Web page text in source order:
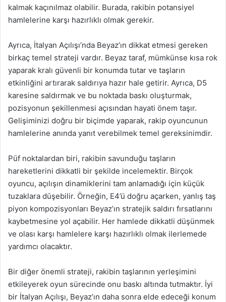
kalmak kaçınılmaz olabilir. Burada, rakibin potansiyel
hamlelerine karşı hazırlıklı olmak gerekir.
Ayrıca, İtalyan Açılışı’nda Beyaz’ın dikkat etmesi gereken
birkaç temel strateji vardır. Beyaz taraf, mümkünse kısa rok
yaparak kralı güvenli bir konumda tutar ve taşların
etkinliğini artırarak saldırıya hazır hale getirir. Ayrıca, D5
karesine saldırmak ve bu noktada baskı oluşturmak,
pozisyonun şekillenmesi açısından hayati önem taşır.
Gelişiminizi doğru bir biçimde yaparak, rakip oyuncunun
hamlelerine anında yanıt verebilmek temel gereksinimdir.
Püf noktalardan biri, rakibin savunduğu taşların
hareketlerini dikkatli bir şekilde incelemektir. Birçok
oyuncu, açılışın dinamiklerini tam anlamadığı için küçük
tuzaklara düşebilir. Örneğin, E4’ü doğru açarken, yanlış taş
piyon kompozisyonları Beyaz’ın stratejik saldırı fırsatlarını
kaybetmesine yol açabilir. Her hamlede dikkatli düşünmek
ve olası karşı hamlelere karşı hazırlıklı olmak ilerlemede
yardımcı olacaktır.
Bir diğer önemli strateji, rakibin taşlarının yerleşimini
etkileyerek oyun sürecinde onu baskı altında tutmaktır. İyi
bir İtalyan Açılışı, Beyaz’ın daha sonra elde edeceği konum